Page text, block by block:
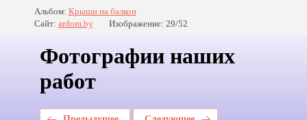
Альбом: Крыши на балкон
Сайт: ardom.by Изображение: 29/52
Фотографии наших
работ